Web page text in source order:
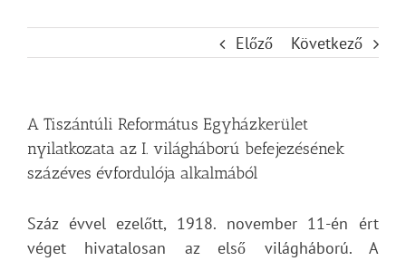
Előző Következő
A Tiszántúli Református Egyházkerület
nyilatkozata az I. világháború befejezésének
százéves évfordulója alkalmából
Száz évvel ezelőtt, 1918. november 11-én ért
véget hivatalosan az első világháború. A